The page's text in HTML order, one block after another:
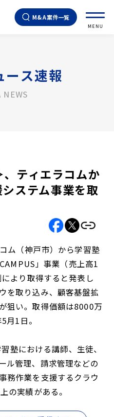
M&A案件一覧
MENU
ース速報
NEWS
ティエラコムか
ステム事業を取
ム（神戸市）から学習塾
」事業（売上高1
より取得すると発表し
を取り込み、顧客基盤拡
狙い。取得価額は8000万
月1日。
塾における講師、生徒、
ル管理、請求管理などの
務作業を支援するクラウ
の実績がある。